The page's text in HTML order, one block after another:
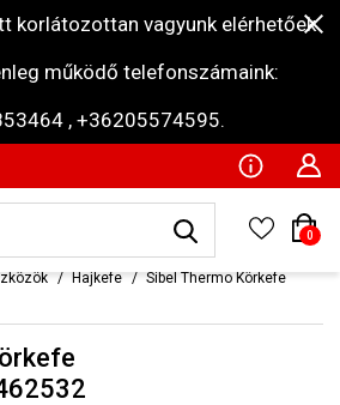
korlátozottan vagyunk elérhetőek
működő telefonszámaink:
, +36205574595.
0
Hajkefe
Sibel Thermo Körkefe